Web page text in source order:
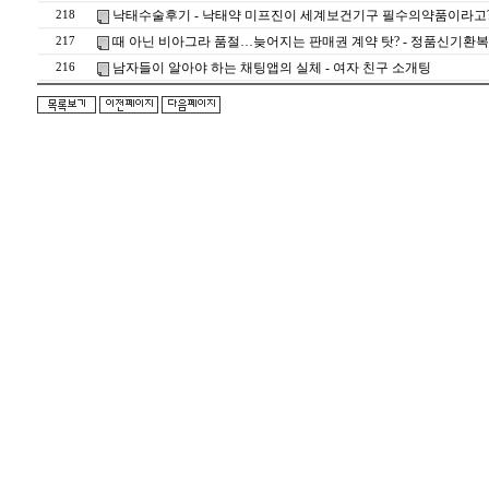
218 낙태수술후기 - 낙태약 미프진이 세계보건기구 필수의약품이라고
217 때 아닌 비아그라 품절…늦어지는 판매권 계약 탓? - 정품신기환
216 남자들이 알아야 하는 채팅앱의 실체 - 여자 친구 소개팅